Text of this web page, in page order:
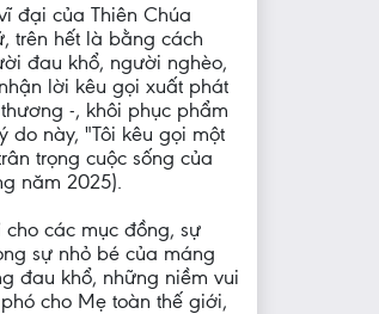
đại của Thiên Chúa
trên hết là bằng cách
đau khổ, người nghèo,
lời kêu gọi xuất phát
-, khôi phục phẩm
này, "Tôi kêu gọi một
trọng cuộc sống của
năm 2025).
các mục đồng, sự
sự nhỏ bé của máng
đau khổ, những niềm vui
cho Mẹ toàn thế giới,